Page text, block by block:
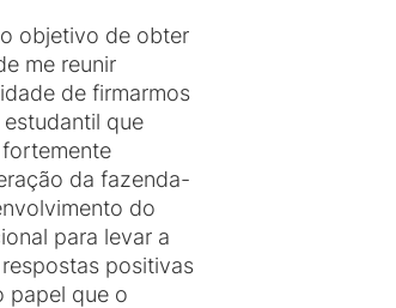
objetivo de obter
me reunir
de firmarmos
que
da fazenda-
do
para levar a
positivas
papel que o